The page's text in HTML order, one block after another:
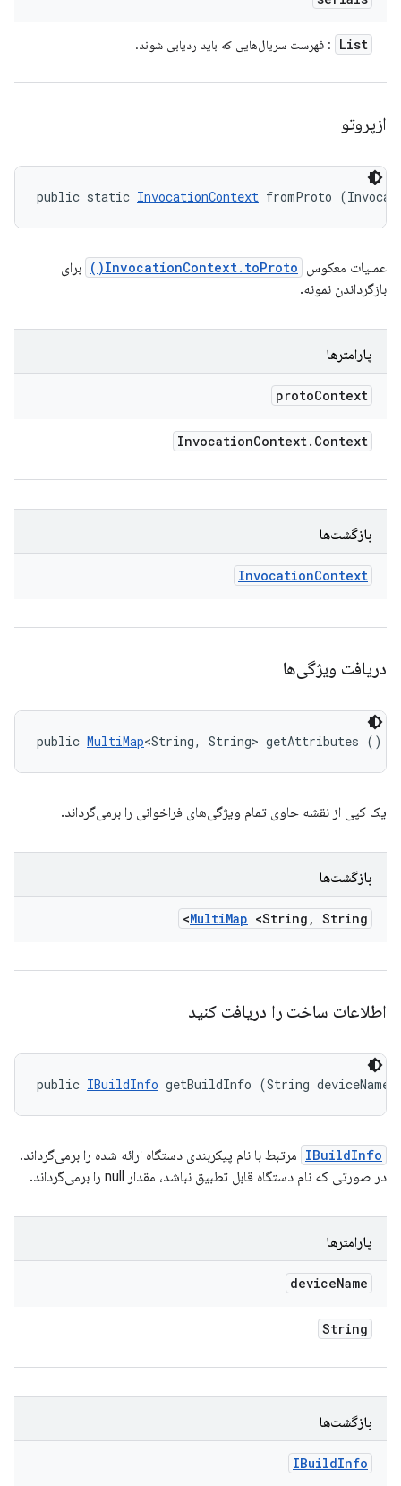
List : فهرست سریال‌هایی که باید ردیابی شوند.
ازپروتو
public static InvocationContext fromProto
عملیات معکوس InvocationContext.toProto()
برای
بازگرداندن نمونه.
پارامترها
protoContext
InvocationContext. Context
بازگشت‌ها
InvocationContext
دریافت ویژگی‌ها
public MultiMap<String, String> getAttributes ()
یک کپی از نقشه حاوی تمام ویژگی‌های فراخوانی را برمی‌گرداند.
بازگشت‌ها
MultiMap <String , String>
اطلاعات ساخت را دریافت کنید
public IBuildInfo getBuildInfo (String deviceName)
IBuildInfo مرتبط با نام پیکربندی دستگاه ارائه شده را برمی‌گرداند.
در صورتی که نام دستگاه قابل تطبیق نباشد، مقدار null را برمی‌گرداند.
پارامترها
deviceName
String
بازگشت‌ها
IBuildInfo